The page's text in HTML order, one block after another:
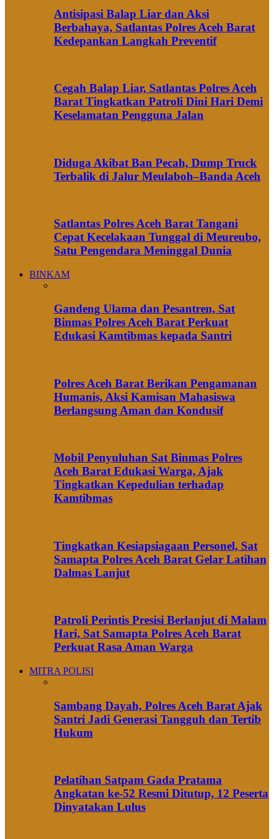
Antisipasi Balap Liar dan Aksi
Berbahaya, Satlantas Polres Aceh Barat
Kedepankan Langkah Preventif
Cegah Balap Liar, Satlantas Polres Aceh
Barat Tingkatkan Patroli Dini Hari Demi
Keselamatan Pengguna Jalan
Diduga Akibat Ban Pecah, Dump Truck
Terbalik di Jalur Meulaboh–Banda Aceh
Satlantas Polres Aceh Barat Tangani
Cepat Kecelakaan Tunggal di Meureubo,
Satu Pengendara Meninggal Dunia
BINKAM
Gandeng Ulama dan Pesantren, Sat
Binmas Polres Aceh Barat Perkuat
Edukasi Kamtibmas kepada Santri
Polres Aceh Barat Berikan Pengamanan
Humanis, Aksi Kamisan Mahasiswa
Berlangsung Aman dan Kondusif
Mobil Penyuluhan Sat Binmas Polres
Aceh Barat Edukasi Warga, Ajak
Tingkatkan Kepedulian terhadap
Kamtibmas
Tingkatkan Kesiapsiagaan Personel, Sat
Samapta Polres Aceh Barat Gelar Latihan
Dalmas Lanjut
Patroli Perintis Presisi Berlanjut di Malam
Hari, Sat Samapta Polres Aceh Barat
Perkuat Rasa Aman Warga
MITRA POLISI
Sambang Dayah, Polres Aceh Barat Ajak
Santri Jadi Generasi Tangguh dan Tertib
Hukum
Pelatihan Satpam Gada Pratama
Angkatan ke-52 Resmi Ditutup, 12 Peserta
Dinyatakan Lulus